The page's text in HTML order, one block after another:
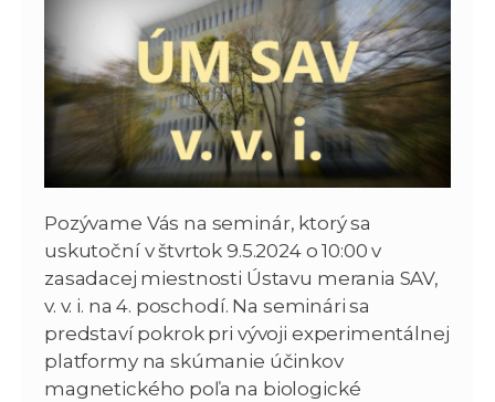
Pozývame Vás na seminár, ktorý sa
uskutoční v štvrtok 9.5.2024 o 10:00 v
zasadacej miestnosti Ústavu merania SAV,
v. v. i. na 4. poschodí. Na seminári sa
predstaví pokrok pri vývoji experimentálnej
platformy na skúmanie účinkov
magnetického poľa na biologické